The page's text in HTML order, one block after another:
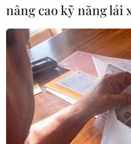
nâng cao kỹ năng lái